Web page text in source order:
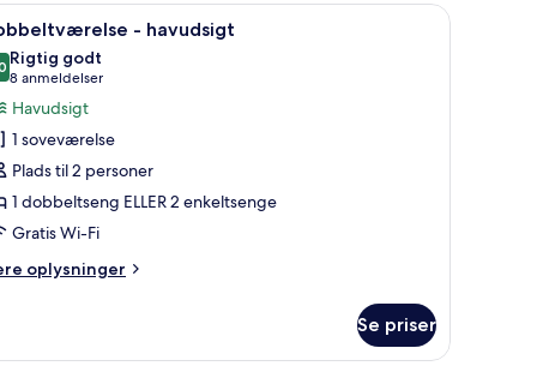
en stol, et fjernsyn og en balkon med udsigt over byen.
Et moderne hotelværelse med en stor seng,
1 - havudsigt
ud af 10
Rigtig godt
8 anmeldelser
(8
anmeldelser)
Havudsigt
1 soveværelse
Plads til 2 personer
1 dobbeltseng ELLER 2 enkeltsenge
Gratis Wi-Fi
oplysninger
Se priser